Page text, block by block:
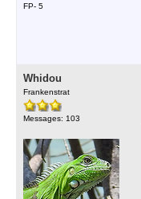
FP- 5
Whidou
Frankenstrat
Messages: 103